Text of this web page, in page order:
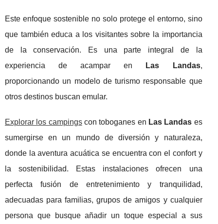
Este enfoque sostenible no solo protege el entorno, sino
que también educa a los visitantes sobre la importancia
de la conservación. Es una parte integral de la
experiencia de acampar en
Las Landas,
proporcionando un modelo de turismo responsable que
otros destinos buscan emular.
Explorar los campingscon toboganes en Las Landas es
sumergirse en un mundo de diversión y naturaleza,
donde la aventura acuática se encuentra con el confort y
la sostenibilidad. Estas instalaciones ofrecen una
perfecta fusión de entretenimiento y tranquilidad,
adecuadas para familias, grupos de amigos y cualquier
persona que busque añadir un toque especial a sus